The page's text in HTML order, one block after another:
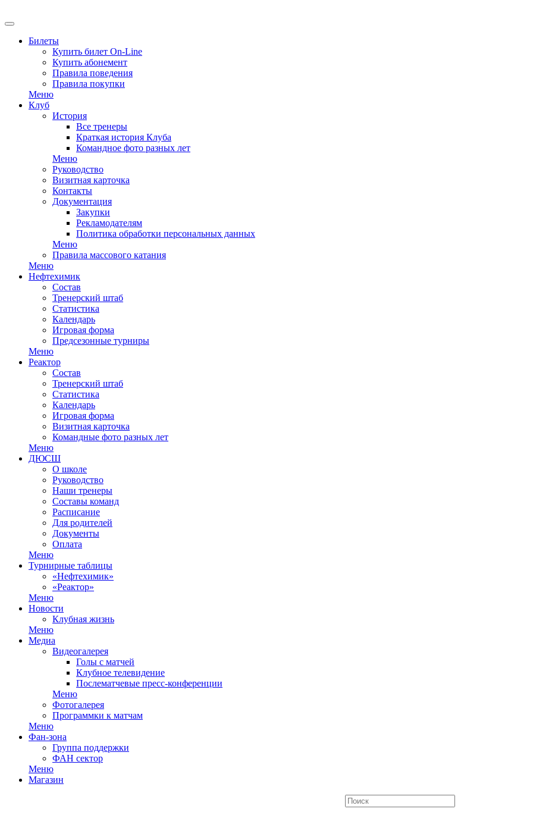
Билеты
Купить билет On-Line
Купить абонемент
Правила поведения
Правила покупки
Меню
Клуб
История
Все тренеры
Краткая история Клуба
Командное фото разных лет
Меню
Руководство
Визитная карточка
Контакты
Документация
Закупки
Рекламодателям
Политика обработки персональных данных
Меню
Правила массового катания
Меню
Нефтехимик
Состав
Тренерский штаб
Статистика
Календарь
Игровая форма
Предсезонные турниры
Меню
Реактор
Состав
Тренерский штаб
Статистика
Календарь
Игровая форма
Визитная карточка
Командные фото разных лет
Меню
ДЮСШ
О школе
Руководство
Наши тренеры
Составы команд
Расписание
Для родителей
Документы
Оплата
Меню
Турнирные таблицы
«Нефтехимик»
«Реактор»
Меню
Новости
Клубная жизнь
Меню
Медиа
Видеогалерея
Голы с матчей
Клубное телевидение
Послематчевые пресс-конференции
Меню
Фотогалерея
Программки к матчам
Меню
Фан-зона
Группа поддержки
ФАН сектор
Меню
Магазин